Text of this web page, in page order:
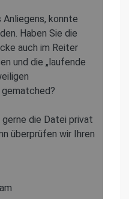
konnte
Haben Sie die
auch im Reiter
und die „laufende
die Datei privat
überprüfen wir Ihren